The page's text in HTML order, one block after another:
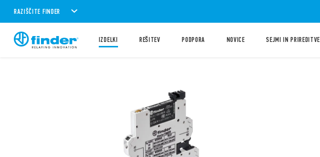
RAZIŠČITE FINDER
IZDELKI REŠITEV PODPORA NOVICE SEJMI IN PRIREDITVE